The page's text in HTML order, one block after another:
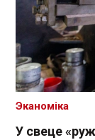
У свеце
Эканоміка